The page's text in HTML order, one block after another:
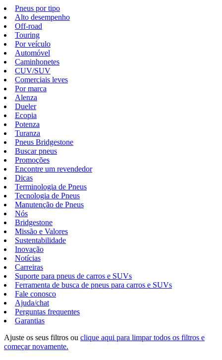
Pneus por tipo
Alto desempenho
Off-road
Touring
Por veículo
Automóvel
Caminhonetes
CUV/SUV
Comerciais leves
Por marca
Alenza
Dueler
Ecopia
Potenza
Turanza
Pneus Bridgestone
Buscar pneus
Promoções
Encontre um revendedor
Dicas
Terminologia de Pneus
Tecnologia de Pneus
Manutenção de Pneus
Nós
Bridgestone
Missão e Valores
Sustentabilidade
Inovação
Notícias
Carreiras
Suporte para pneus de carros e SUVs
Ferramenta de busca de pneus para carros e SUVs
Fale conosco
Ajuda/chat
Perguntas frequentes
Garantias
Ajuste os seus filtros ou clique aqui para limpar todos os filtros e
começar novamente.